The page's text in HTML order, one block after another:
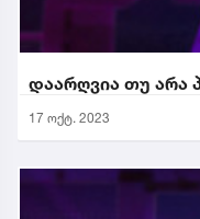
დაარღვია თუ არა
17 ოქტ. 2023